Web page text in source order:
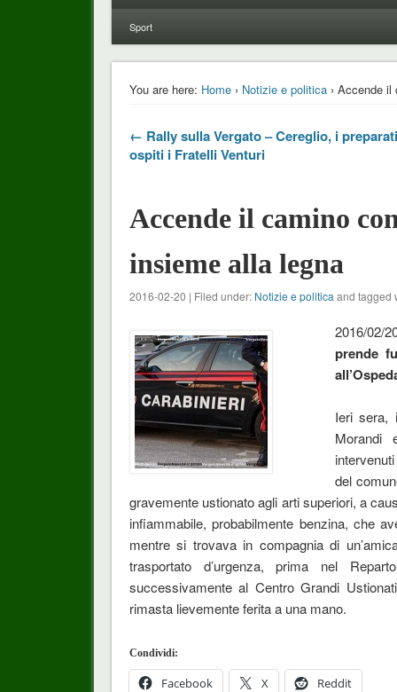
Sport
You are here: Home› Notizie e politica› Accende il
← Rally sulla Vergato – Cereglio, i
ospiti i Fratelli Venturi
Accende il camino
insieme alla legna
2016-02-20 | Filed under: Notizie e politica and tagged
2016/02/
prende
Ieri sera,
Morandi
del
gravemente ustionato agli arti superiori, a
infiammabile, probabilmente benzina, che
mentre si trovava in compagnia di
trasportato d’urgenza, prima nel
successivamente al Centro Grandi
rimasta lievemente ferita a una mano.
Condividi:
Facebook X Reddit